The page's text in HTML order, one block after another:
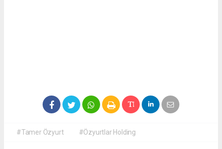
#Tamer Özyurt #Özyurtlar Holding